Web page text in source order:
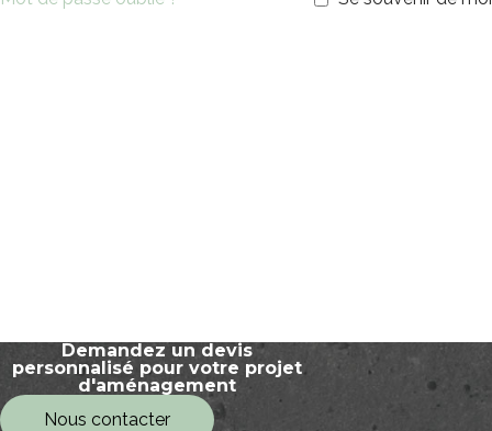
Demandez un devis
personnalisé pour votre projet
d'aménagement
Nous contacter